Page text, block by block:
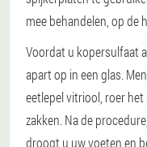
mee behandelen, op de
Voordat u kopersulfaat
apart op in een glas.
eetlepel vitriool, roer het
zakken. Na de
droogt u uw voeten en